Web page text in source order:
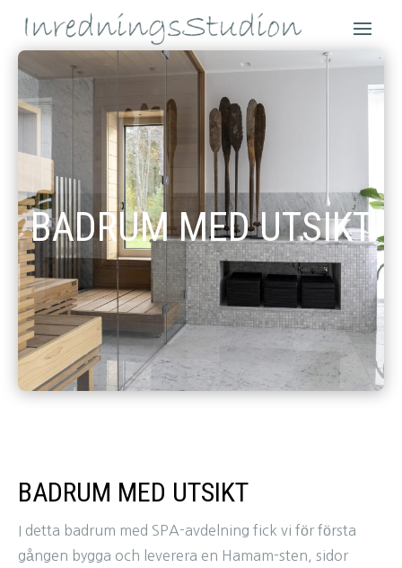
BADRUM MED UTSIKT
BADRUM MED UTSIKT
I detta badrum med SPA-avdelning fick vi för första
gången bygga och leverera en Hamam-sten, sidor